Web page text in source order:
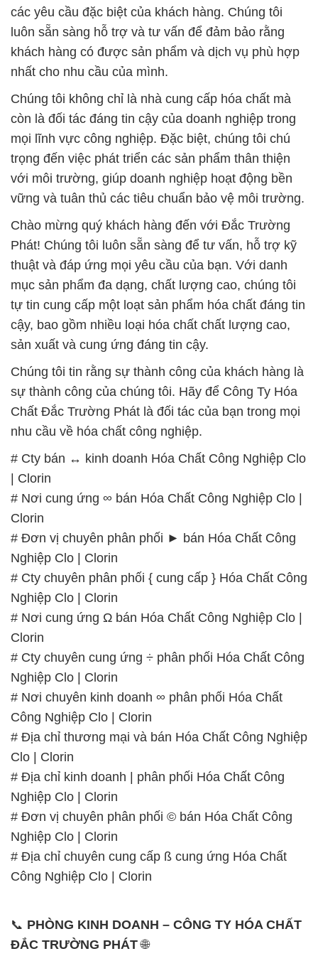
các yêu cầu đặc biệt của khách hàng. Chúng tôi
luôn sẵn sàng hỗ trợ và tư vấn để đảm bảo rằng
khách hàng có được sản phẩm và dịch vụ phù hợp
nhất cho nhu cầu của mình.
Chúng tôi không chỉ là nhà cung cấp hóa chất mà
còn là đối tác đáng tin cậy của doanh nghiệp trong
mọi lĩnh vực công nghiệp. Đặc biệt, chúng tôi chú
trọng đến việc phát triển các sản phẩm thân thiện
với môi trường, giúp doanh nghiệp hoạt động bền
vững và tuân thủ các tiêu chuẩn bảo vệ môi trường.
Chào mừng quý khách hàng đến với Đắc Trường
Phát! Chúng tôi luôn sẵn sàng để tư vấn, hỗ trợ kỹ
thuật và đáp ứng mọi yêu cầu của bạn. Với danh
mục sản phẩm đa dạng, chất lượng cao, chúng tôi
tự tin cung cấp một loạt sản phẩm hóa chất đáng tin
cậy, bao gồm nhiều loại hóa chất chất lượng cao,
sản xuất và cung ứng đáng tin cậy.
Chúng tôi tin rằng sự thành công của khách hàng là
sự thành công của chúng tôi. Hãy để Công Ty Hóa
Chất Đắc Trường Phát là đối tác của bạn trong mọi
nhu cầu về hóa chất công nghiệp.
# Cty bán ↔ kinh doanh Hóa Chất Công Nghiệp Clo
| Clorin
# Nơi cung ứng ∞ bán Hóa Chất Công Nghiệp Clo |
Clorin
# Đơn vị chuyên phân phối ► bán Hóa Chất Công
Nghiệp Clo | Clorin
# Cty chuyên phân phối { cung cấp } Hóa Chất Công
Nghiệp Clo | Clorin
# Nơi cung ứng Ω bán Hóa Chất Công Nghiệp Clo |
Clorin
# Cty chuyên cung ứng ÷ phân phối Hóa Chất Công
Nghiệp Clo | Clorin
# Nơi chuyên kinh doanh ∞ phân phối Hóa Chất
Công Nghiệp Clo | Clorin
# Địa chỉ thương mại và bán Hóa Chất Công Nghiệp
Clo | Clorin
# Địa chỉ kinh doanh | phân phối Hóa Chất Công
Nghiệp Clo | Clorin
# Đơn vị chuyên phân phối © bán Hóa Chất Công
Nghiệp Clo | Clorin
# Địa chỉ chuyên cung cấp ß cung ứng Hóa Chất
Công Nghiệp Clo | Clorin
📞 PHÒNG KINH DOANH – CÔNG TY HÓA CHẤT
ĐẮC TRƯỜNG PHÁT🌐